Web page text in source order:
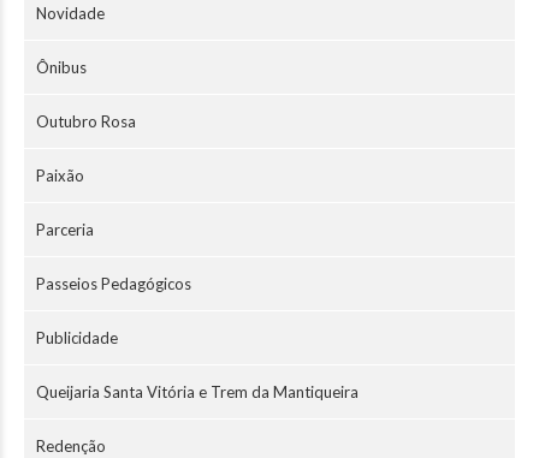
Novidade
Ônibus
Outubro Rosa
Paixão
Parceria
Passeios Pedagógicos
Publicidade
Queijaria Santa Vitória e Trem da Mantiqueira
Redenção